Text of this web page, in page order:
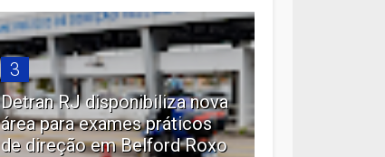
3
Detran RJ disponibiliza nova
área para exames práticos
de direção em Belford Roxo